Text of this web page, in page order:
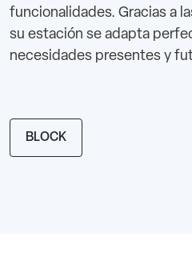
funcionalidades. Gracias a
su estación se adapta
necesidades presentes y
BLOCK